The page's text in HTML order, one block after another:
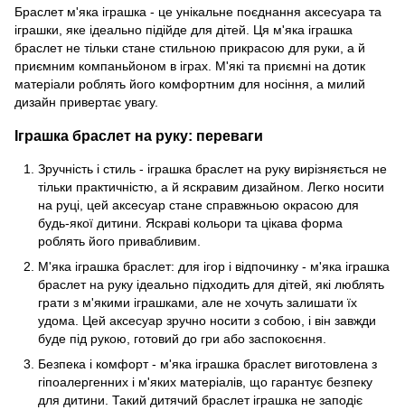
Браслет м'яка іграшка - це унікальне поєднання аксесуара та
іграшки, яке ідеально підійде для дітей. Ця м'яка іграшка
браслет не тільки стане стильною прикрасою для руки, а й
приємним компаньйоном в іграх. М'які та приємні на дотик
матеріали роблять його комфортним для носіння, а милий
дизайн привертає увагу.
Іграшка браслет на руку: переваги
Зручність і стиль - іграшка браслет на руку вирізняється не
тільки практичністю, а й яскравим дизайном. Легко носити
на руці, цей аксесуар стане справжньою окрасою для
будь-якої дитини. Яскраві кольори та цікава форма
роблять його привабливим.
М'яка іграшка браслет: для ігор і відпочинку - м'яка іграшка
браслет на руку ідеально підходить для дітей, які люблять
грати з м'якими іграшками, але не хочуть залишати їх
удома. Цей аксесуар зручно носити з собою, і він завжди
буде під рукою, готовий до гри або заспокоєння.
Безпека і комфорт - м'яка іграшка браслет виготовлена з
гіпоалергенних і м'яких матеріалів, що гарантує безпеку
для дитини. Такий дитячий браслет іграшка не заподіє